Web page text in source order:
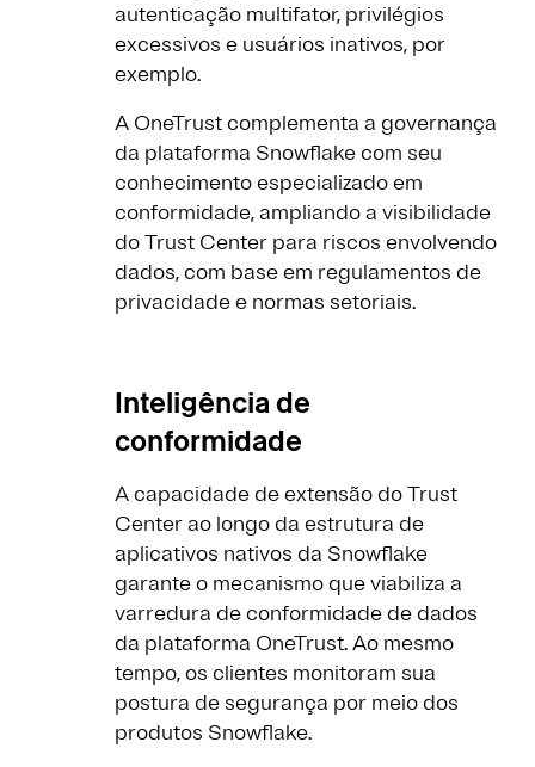
autenticação multifator, privilégios
excessivos e usuários inativos, por
exemplo.
A OneTrust complementa a governança
da plataforma Snowflake com seu
conhecimento especializado em
conformidade, ampliando a visibilidade
do Trust Center para riscos envolvendo
dados, com base em regulamentos de
privacidade e normas setoriais.
Inteligência de
conformidade
A capacidade de extensão do Trust
Center ao longo da estrutura de
aplicativos nativos da Snowflake
garante o mecanismo que viabiliza a
varredura de conformidade de dados
da plataforma OneTrust. Ao mesmo
tempo, os clientes monitoram sua
postura de segurança por meio dos
produtos Snowflake.